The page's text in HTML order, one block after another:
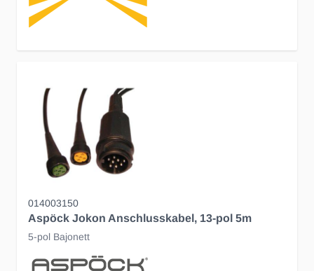
014003150
Aspöck Jokon Anschlusskabel, 13-pol 5m
5-pol Bajonett